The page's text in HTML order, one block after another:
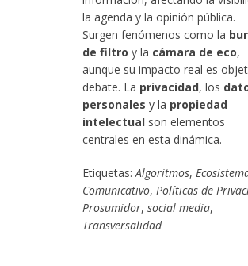
la agenda y la opinión pública.
Surgen fenómenos como la
de filtro y la cámara de eco,
aunque su impacto real es
debate. La privacidad, los
personales y la propiedad
intelectual son elementos
centrales en esta dinámica.
Etiquetas:Algoritmos,
Comunicativo, Políticas de
Prosumidor, social media,
Transversalidad